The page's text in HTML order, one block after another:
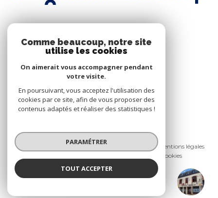
COMMÉREUC IMMOBILIER
Nous suivre
© 2026 | Tous droits réservés
Nos honoraires
Nos partenaires
Mentions légales
Cookies
Comme beaucoup, notre site
utilise les cookies
On aimerait vous accompagner pendant
votre visite.
En poursuivant, vous acceptez l'utilisation des
cookies par ce site, afin de vous proposer des
contenus adaptés et réaliser des statistiques !
PARAMÉTRER
TOUT ACCEPTER